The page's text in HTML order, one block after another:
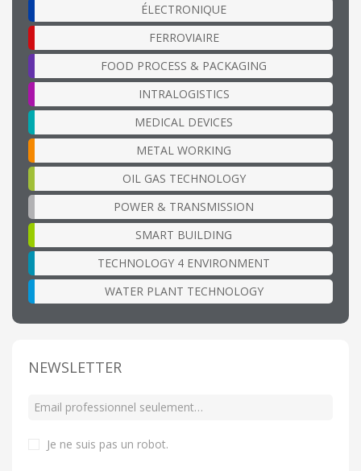
ÉLECTRONIQUE
FERROVIAIRE
FOOD PROCESS & PACKAGING
INTRALOGISTICS
MEDICAL DEVICES
METAL WORKING
OIL GAS TECHNOLOGY
POWER & TRANSMISSION
SMART BUILDING
TECHNOLOGY 4 ENVIRONMENT
WATER PLANT TECHNOLOGY
NEWSLETTER
Je ne suis pas un robot.